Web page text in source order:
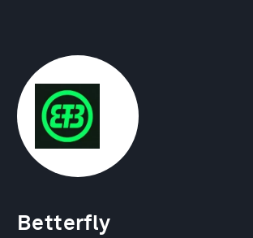
Betterfly